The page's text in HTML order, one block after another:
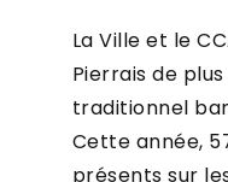
La Ville et le
Pierrais de
traditionnel
Cette année,
présents sur